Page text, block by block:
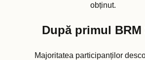
obținut.
După primul BRM
Majoritatea participanților